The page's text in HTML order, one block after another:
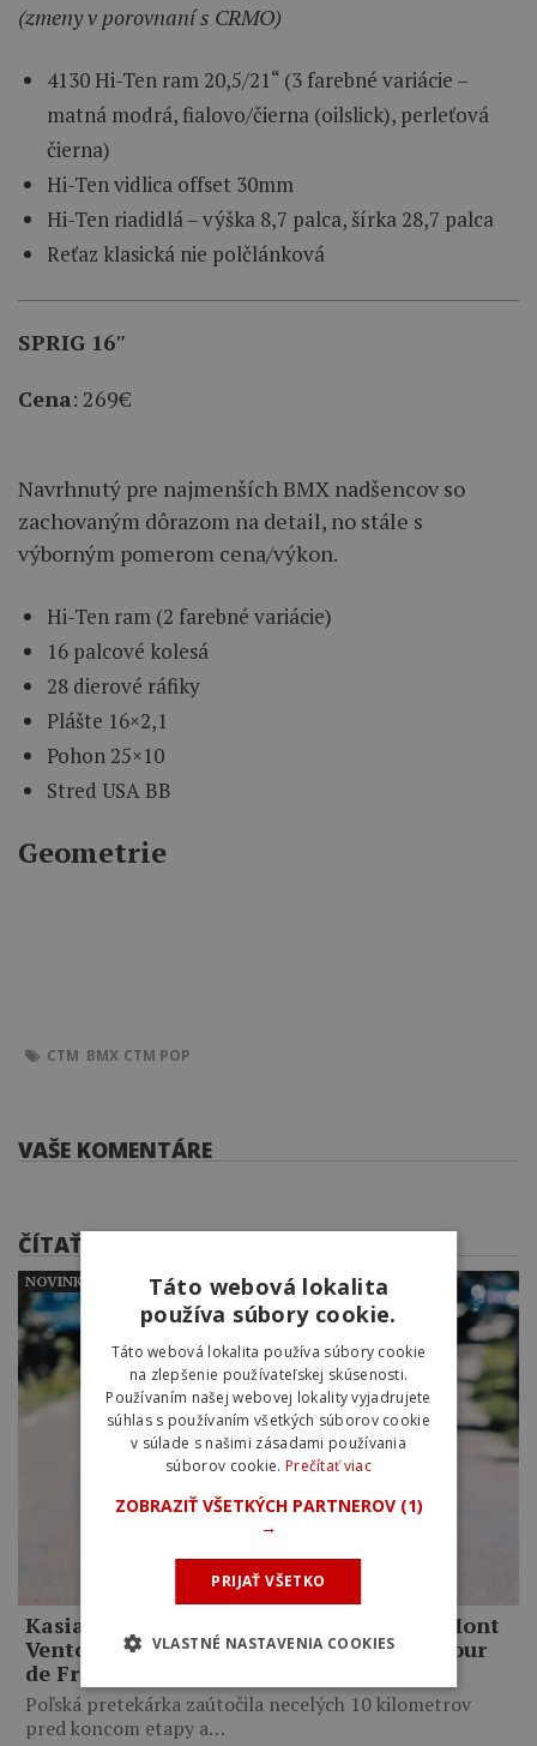
(zmeny v porovnaní s CRMO)
4130 Hi-Ten ram 20,5/21“ (3 farebné variácie –
matná modrá, fialovo/čierna (oilslick), perleťová
čierna)
Hi-Ten vidlica offset 30mm
Hi-Ten riadidlá – výška 8,7 palca, šírka 28,7 palca
Reťaz klasická nie polčlánková
SPRIG 16″
Cena: 269€
Navrhnutý pre najmenších BMX nadšencov so
zachovaným dôrazom na detail, no stále s
výborným pomerom cena/výkon.
Hi-Ten ram (2 farebné variácie)
16 palcové kolesá
28 dierové ráfiky
Plášte 16×2,1
Pohon 25×10
Stred USA BB
Geometrie
CTM BMX CTM POP
VAŠE KOMENTÁRE
ČÍTAŤ ĎALEJ
Kasia Niewiadoma ovládla legendárny Mont
Ventoux. Po neuveriteľnom výkone na Tour
de France Femmes ide do žltého dresu
Poľská pretekárka zaútočila necelých 10 kilometrov
pred koncom etapy a…
NOVINKY
Táto webová lokalita
používa súbory cookie.
Táto webová lokalita používa súbory cookie
na zlepšenie používateľskej skúsenosti.
Používaním našej webovej lokality vyjadrujete
súhlas s používaním všetkých súborov cookie
v súlade s našimi zásadami používania
súborov cookie. Prečítať viac
ZOBRAZIŤ VŠETKÝCH PARTNEROV (1)
→
PRIJAŤ VŠETKO
VLASTNÉ NASTAVENIA COOKIES